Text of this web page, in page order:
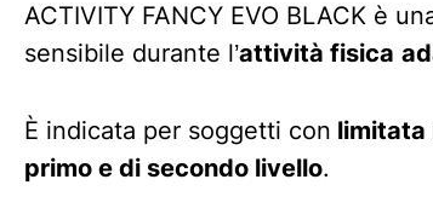
ACTIVITY FANCY EVO BLACK è
sensibile durante l’attività fisica
È indicata per soggetti con limitata
primo e di secondo livello.